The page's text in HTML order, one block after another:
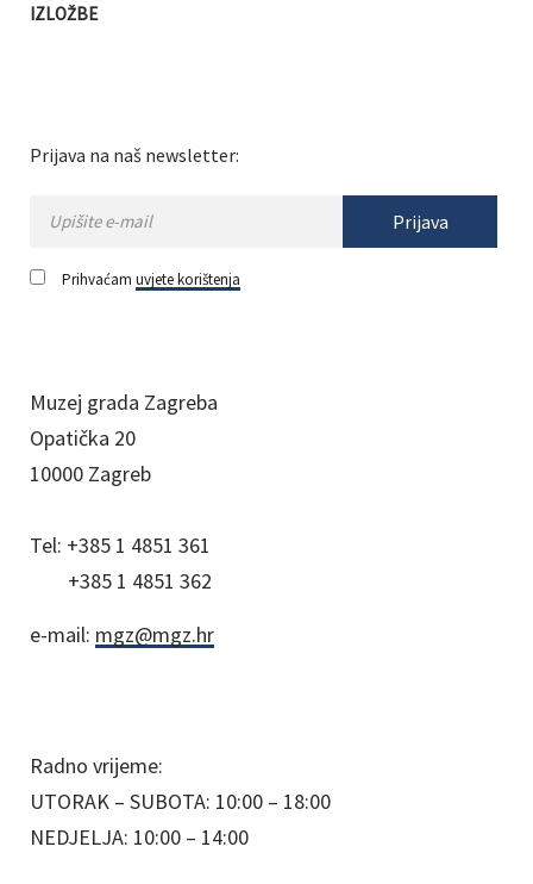
IZLOŽBE
Prijava na naš newsletter:
Prijava
Prihvaćam uvjete korištenja
Muzej grada Zagreba
Opatička 20
10000 Zagreb
Tel: +385 1 4851 361
+385 1 4851 362
e-mail: mgz@mgz.hr
Radno vrijeme:
UTORAK – SUBOTA: 10:00 – 18:00
NEDJELJA: 10:00 – 14:00